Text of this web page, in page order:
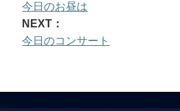
今日のお昼は
NEXT：
今日のコンサート